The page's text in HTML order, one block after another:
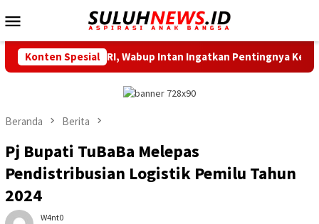
ke
Mobile
Konten Spesial
Meriahkan HUT RI, Wabup Intan Ingatkan Pentingnya
Beranda Berita
Pj Bupati TuBaBa Melepas
Pendistribusian Logistik Pemilu Tahun
2024
W4nt0